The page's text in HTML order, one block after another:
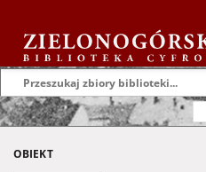
OBIEKT